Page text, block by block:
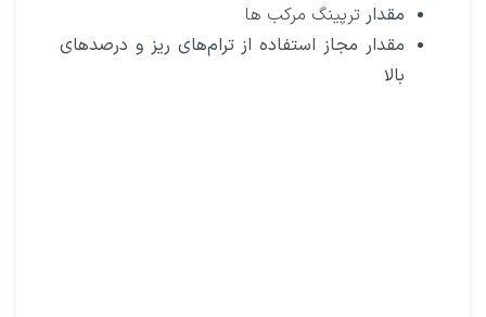
مقدار ترپینگ مرکب ها
مقدار مجاز استفاده از ترام‌های ریز و درصدهای
بالا